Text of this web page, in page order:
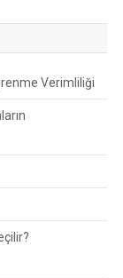
Verimliliği